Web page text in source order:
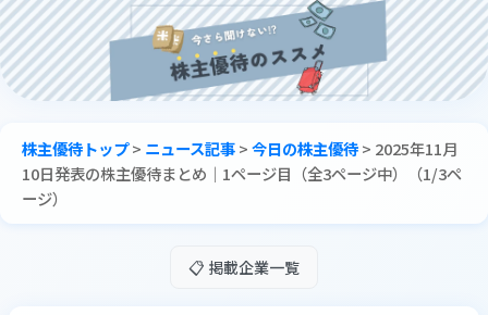
株主優待トップ> ニュース記事>今日の株主優待> 2025年11月
10日発表の株主優待まとめ｜1ページ目（全3ページ中）（1/3ペ
ージ）
📋 掲載企業一覧